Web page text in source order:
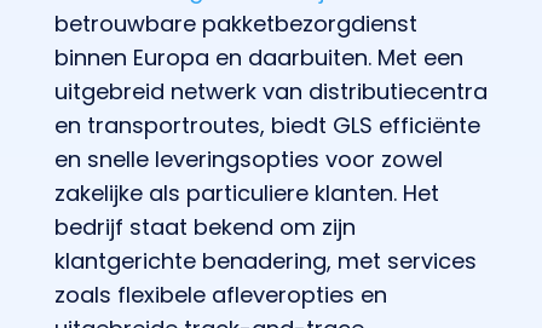
betrouwbare pakketbezorgdienst
binnen Europa en daarbuiten. Met een
uitgebreid netwerk van distributiecentra
en transportroutes, biedt GLS efficiënte
en snelle leveringsopties voor zowel
zakelijke als particuliere klanten. Het
bedrijf staat bekend om zijn
klantgerichte benadering, met services
zoals flexibele afleveropties en